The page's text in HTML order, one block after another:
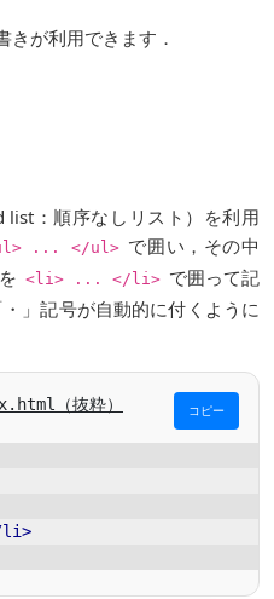
きが利用できます．
：順序なしリスト）を利用
... </ul> で囲い，その中
<li> ... </li> で囲って記
」記号が自動的に付くように
（抜粋） コピー
li>